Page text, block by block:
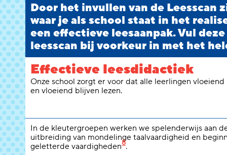
Door het invullen van de Leesscan
waar je als school staat in het
een effectieve leesaanpak. Vul deze
leesscan bij voorkeur in met het
Effectieve leesdidactiek
Onze school zorgt er voor dat alle leerlingen vloeiend
en vloeiend blijven lezen.
In de kleutergroepen werken we spelenderwijs aan
uitbreiding van mondelinge taalvaardigheid en
geletterde vaardigheden8.